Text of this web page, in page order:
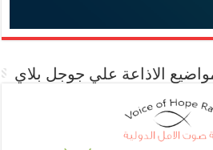
الاذاعة علي جوجل بلاي